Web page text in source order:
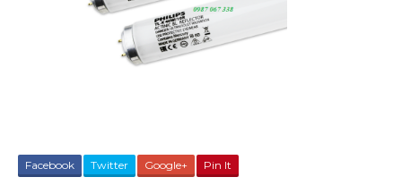
Facebook Twitter Google+ Pin It